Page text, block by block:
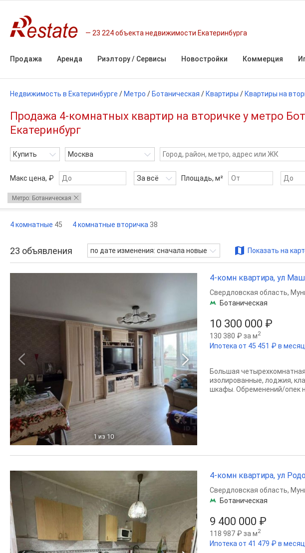
23 224 объекта недвижимости Екатеринбурга
Продажа Аренда Риэлтору / Сервисы Новостройки Коммерция
Недвижимость в Екатеринбурге / Метро / Ботаническая / Квартиры / Квартиры на
Продажа 4-комнатных квартир на вторичке у метро
Екатеринбург
Купить Москва
Макс цена, ₽ За всё Площадь, м²
Метро: Ботаническая
4 комнатные 45 4 комнатные вторичка 38
23 объявления по дате изменения: сначала новые Показать на
1 из 10
4-комн квартира, ул
10 300 000 ₽
130 380 ₽ за м2
Ипотека от 45 451 ₽ в месяц
Свердловская область,
Ботаническая
Большая
изолированные, лоджия,
шкафы. Обременений/опек
4-комн квартира, ул
9 400 000 ₽
118 987 ₽ за м2
Ипотека от 41 479 ₽ в месяц
Свердловская область,
Ботаническая